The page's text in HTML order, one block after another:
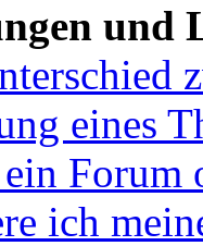
und
eines
Forum
ich